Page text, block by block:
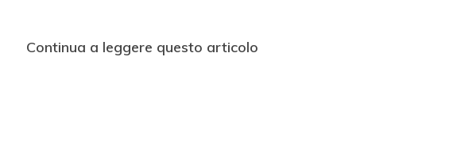
Continua a leggere questo articolo